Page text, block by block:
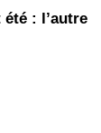
: l’autre